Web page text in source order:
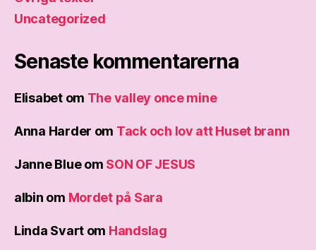
Uncategorized
Senaste kommentarerna
Elisabetom The valley once mine
Anna Harder om Tack och lov att Huset brann
Janne Blueom SON OF JESUS
albin om Mordet på Sara
Linda Svart om Handslag